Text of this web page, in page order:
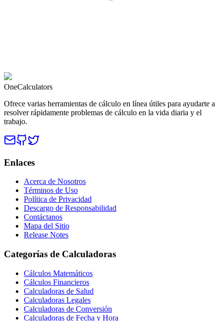
OneCalculators
Ofrece varias herramientas de cálculo en línea útiles para ayudarte a
resolver rápidamente problemas de cálculo en la vida diaria y el
trabajo.
Enlaces
Acerca de Nosotros
Términos de Uso
Política de Privacidad
Descargo de Responsabilidad
Contáctanos
Mapa del Sitio
Release Notes
Categorías de Calculadoras
Cálculos Matemáticos
Cálculos Financieros
Calculadoras de Salud
Calculadoras Legales
Calculadoras de Conversión
Calculadoras de Fecha y Hora